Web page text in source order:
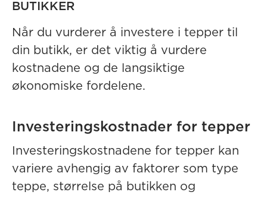
BUTIKKER
Når du vurderer å investere i tepper til
din butikk, er det viktig å vurdere
kostnadene og de langsiktige
økonomiske fordelene.
Investeringskostnader for tepper
Investeringskostnadene for tepper kan
variere avhengig av faktorer som type
teppe, størrelse på butikken og